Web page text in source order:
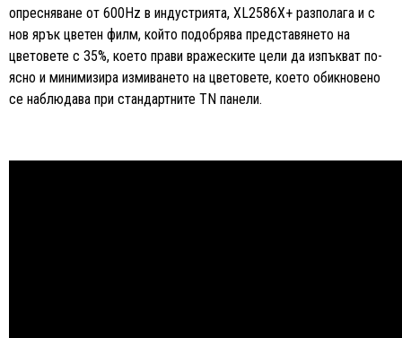
опресняване от 600Hz в индустрията, XL2586X+ разполага и с
нов ярък цветен филм, който подобрява представянето на
цветовете с 35%, което прави вражеските цели да изпъкват по-
ясно и минимизира измиването на цветовете, което обикновено
се наблюдава при стандартните TN панели.